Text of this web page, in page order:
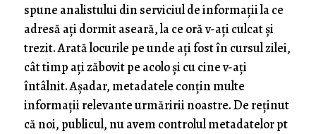
spune analistului din serviciul de informații la ce
adresă ați dormit aseară, la ce oră v-ați culcat și
trezit. Arată locurile pe unde ați fost în cursul zilei,
cât timp ați zăbovit pe acolo și cu cine v-ați
întâlnit. Așadar, metadatele conțin multe
informații relevante urmăririi noastre. De reținut
că noi, publicul, nu avem controlul metadatelor pt